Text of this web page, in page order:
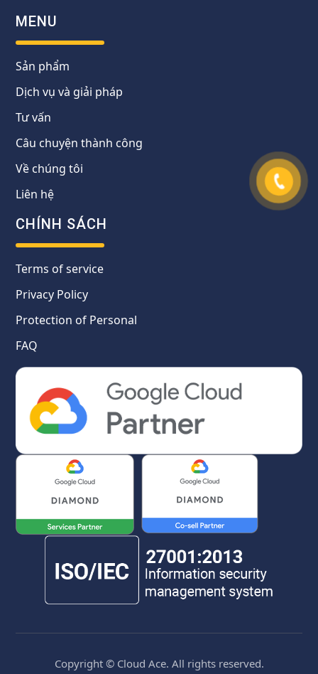
MENU
Sản phẩm
Dịch vụ và giải pháp
Tư vấn
Câu chuyện thành công
Về chúng tôi
Liên hệ
CHÍNH SÁCH
Terms of service
Privacy Policy
Protection of Personal
FAQ
Copyright © Cloud Ace. All rights reserved.